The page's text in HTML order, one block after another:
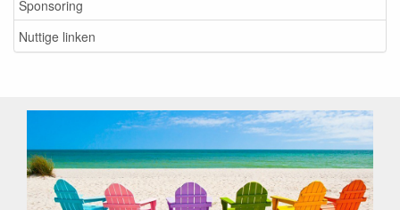
Sponsoring
Nuttige linken